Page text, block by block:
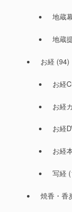
地蔵
地蔵
お経 (94)
お経
お経
お経
お経
写経
焼香・香